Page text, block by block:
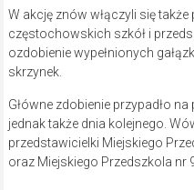
W akcję znów włączyli się
częstochowskich szkół i
ozdobienie wypełnionych
skrzynek.
Główne zdobienie przypadło
jednak także dnia kolejnego.
przedstawicielki Miejskiego
oraz Miejskiego Przedszkola nr